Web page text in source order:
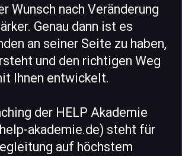
Wunsch nach Veränderung
Genau dann ist es
an seiner Seite zu haben,
und den richtigen Weg
Ihnen entwickelt.
der HELP Akademie
akademie.de) steht für
auf höchstem